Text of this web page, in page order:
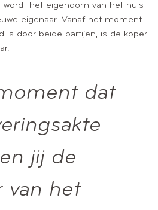
wordt het eigendom van het huis
eigenaar. Vanaf het moment
is door beide partijen, is de koper
dat
jij de
van het